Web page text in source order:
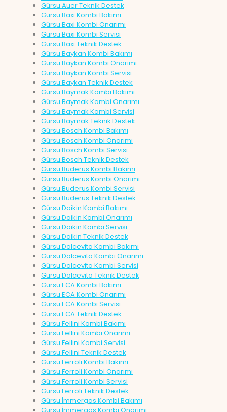
Gürsu Auer Teknik Destek
Gürsu Baxi Kombi Bakımı
Gürsu Baxi Kombi Onarımı
Gürsu Baxi Kombi Servisi
Gürsu Baxi Teknik Destek
Gürsu Baykan Kombi Bakımı
Gürsu Baykan Kombi Onarımı
Gürsu Baykan Kombi Servisi
Gürsu Baykan Teknik Destek
Gürsu Baymak Kombi Bakımı
Gürsu Baymak Kombi Onarımı
Gürsu Baymak Kombi Servisi
Gürsu Baymak Teknik Destek
Gürsu Bosch Kombi Bakımı
Gürsu Bosch Kombi Onarımı
Gürsu Bosch Kombi Servisi
Gürsu Bosch Teknik Destek
Gürsu Buderus Kombi Bakımı
Gürsu Buderus Kombi Onarımı
Gürsu Buderus Kombi Servisi
Gürsu Buderus Teknik Destek
Gürsu Daikin Kombi Bakımı
Gürsu Daikin Kombi Onarımı
Gürsu Daikin Kombi Servisi
Gürsu Daikin Teknik Destek
Gürsu Dolcevita Kombi Bakımı
Gürsu Dolcevita Kombi Onarımı
Gürsu Dolcevita Kombi Servisi
Gürsu Dolcevita Teknik Destek
Gürsu ECA Kombi Bakımı
Gürsu ECA Kombi Onarımı
Gürsu ECA Kombi Servisi
Gürsu ECA Teknik Destek
Gürsu Fellini Kombi Bakımı
Gürsu Fellini Kombi Onarımı
Gürsu Fellini Kombi Servisi
Gürsu Fellini Teknik Destek
Gürsu Ferroli Kombi Bakımı
Gürsu Ferroli Kombi Onarımı
Gürsu Ferroli Kombi Servisi
Gürsu Ferroli Teknik Destek
Gürsu İmmergas Kombi Bakımı